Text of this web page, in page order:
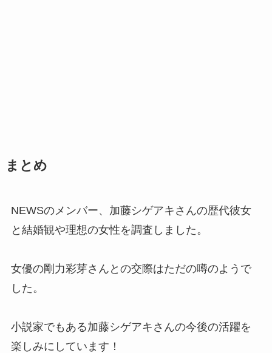
まとめ
NEWSのメンバー、加藤シゲアキさんの歴代彼女
と結婚観や理想の女性を調査しました。
女優の剛力彩芽さんとの交際はただの噂のようで
した。
小説家でもある加藤シゲアキさんの今後の活躍を
楽しみにしています！